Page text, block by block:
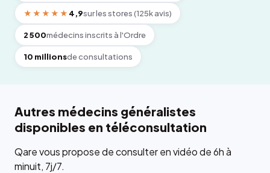
★★★★★ 4,9sur les stores (125k avis)
2 500médecins inscrits à l'Ordre
10 millionsde consultations
Autres médecins généralistes
disponibles en téléconsultation
Qare vous propose de consulter en vidéo de 6h à
minuit, 7j/7.